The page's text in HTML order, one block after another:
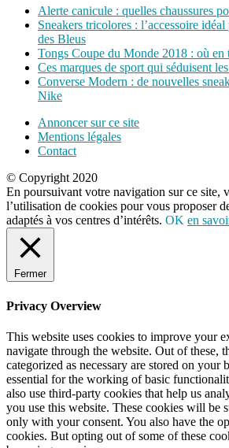
Alerte canicule : quelles chaussures
Sneakers tricolores : l’accessoire
des Bleus
Tongs Coupe du Monde 2018 : où en
Ces marques de sport qui séduisent
Converse Modern : de nouvelles
Nike
Annoncer sur ce site
Mentions légales
Contact
© Copyright 2020
En poursuivant votre navigation sur ce site,
l’utilisation de cookies pour vous proposer
adaptés à vos centres d’intérêts. OK en
Fermer
Privacy Overview
This website uses cookies to improve your
navigate through the website. Out of these,
categorized as necessary are stored on your
essential for the working of basic
also use third-party cookies that help us
you use this website. These cookies will be
only with your consent. You also have the
cookies. But opting out of some of these